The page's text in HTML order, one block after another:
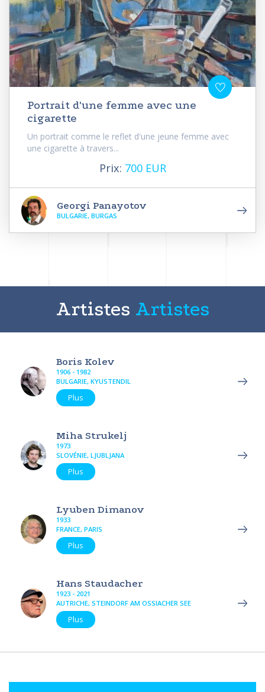
Portrait d'une femme avec une
cigarette
Un portrait comme le reflet d'une jeune femme avec
une cigarette à travers...
Prix: 700 EUR
Georgi Panayotov
BULGARIE, BURGAS
Artistes Artistes
Boris Kolev
1906 - 1982
BULGARIE, KYUSTENDIL
Plus
Miha Strukelj
1973
SLOVÉNIE, LJUBLJANA
Plus
Lyuben Dimanov
1933
FRANCE, PARIS
Plus
Hans Staudacher
1923 - 2021
AUTRICHE, STEINDORF AM OSSIACHER SEE
Plus